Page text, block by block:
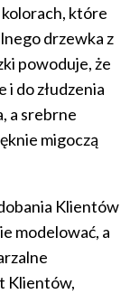
które
drzewka z
powoduje, że
i do złudzenia
a srebrne
migoczą
Klientów
modelować, a
Klientów,